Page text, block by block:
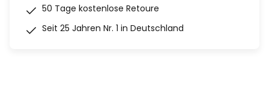
50 Tage kostenlose Retoure
Seit 25 Jahren Nr. 1 in Deutschland